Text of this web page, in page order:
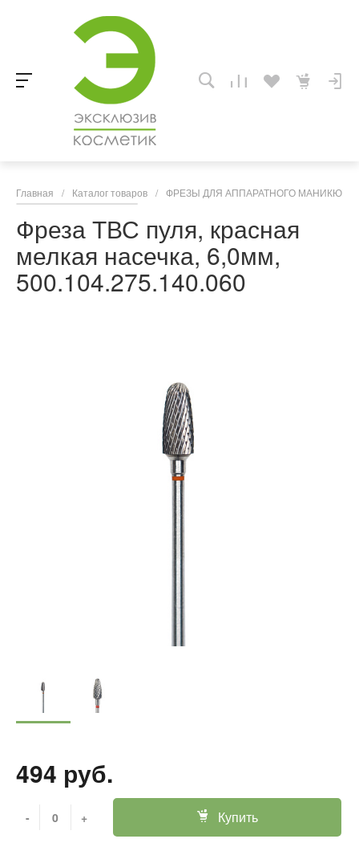
Главная / Каталог товаров / ФРЕЗЫ ДЛЯ АППАРАТНОГО
Фреза ТВС пуля, красная
мелкая насечка, 6,0мм,
500.104.275.140.060
494 руб.
- + Купить